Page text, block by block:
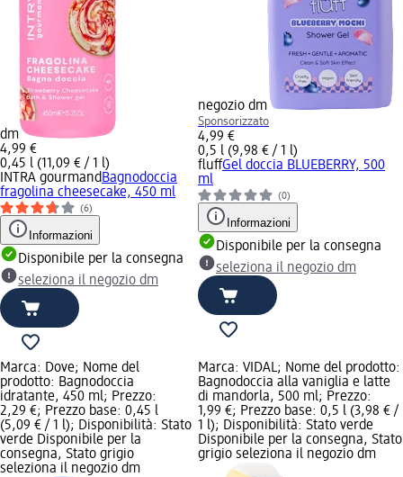
dm
4,99 €
0,45 l (11,09 € / 1 l)
INTRA gourmandBagnodoccia
fragolina cheesecake, 450 ml
(6)
Informazioni
Disponibile per la consegna
seleziona il negozio dm
negozio dm
Sponsorizzato
4,99 €
0,5 l (9,98 € / 1 l)
fluffGel doccia BLUEBERRY, 500
ml
(0)
Informazioni
Disponibile per la consegna
seleziona il negozio dm
Marca: Dove; Nome del
prodotto: Bagnodoccia
idratante, 450 ml; Prezzo:
2,29 €; Prezzo base: 0,45 l
(5,09 € / 1 l); Disponibilità: Stato
verde Disponibile per la
consegna, Stato grigio
seleziona il negozio dm
Marca: VIDAL; Nome del prodotto:
Bagnodoccia alla vaniglia e latte
di mandorla, 500 ml; Prezzo:
1,99 €; Prezzo base: 0,5 l (3,98 € /
1 l); Disponibilità: Stato verde
Disponibile per la consegna, Stato
grigio seleziona il negozio dm